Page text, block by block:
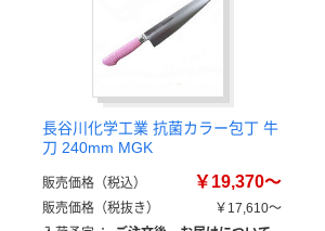
長谷川化学工業 抗菌カラー包丁 牛
刀 240mm MGK
販売価格（税込） ￥19,370～
販売価格（税抜き）
￥17,610～